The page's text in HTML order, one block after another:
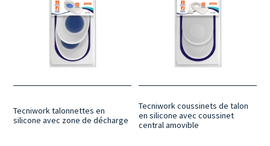
Tecniwork talonnettes en
silicone avec zone de décharge
Tecniwork coussinets de talon
en silicone avec coussinet
central amovible